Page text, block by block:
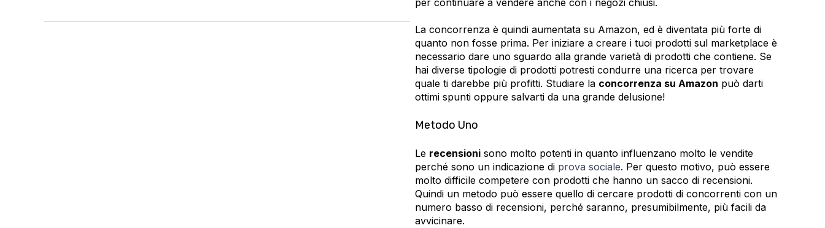
per continuare a vendere anche con i negozi chiusi.
La concorrenza è quindi aumentata su Amazon, ed è diventata più forte di
quanto non fosse prima. Per iniziare a creare i tuoi prodotti sul marketplace è
necessario dare uno sguardo alla grande varietà di prodotti che contiene. Se
hai diverse tipologie di prodotti potresti condurre una ricerca per trovare
quale ti darebbe più profitti. Studiare la concorrenza su Amazon può darti
ottimi spunti oppure salvarti da una grande delusione!
Metodo Uno
Le recensioni sono molto potenti in quanto influenzano molto le vendite
perché sono un indicazione di prova sociale. Per questo motivo, può essere
molto difficile competere con prodotti che hanno un sacco di recensioni.
Quindi un metodo può essere quello di cercare prodotti di concorrenti con un
numero basso di recensioni, perché saranno, presumibilmente, più facili da
avvicinare.